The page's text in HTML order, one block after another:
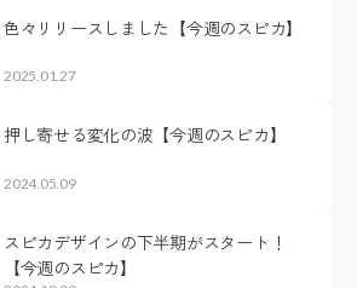
色々リリースしました【今週のスピカ】
2025.01.27
押し寄せる変化の波【今週のスピカ】
2024.05.09
スピカデザインの下半期がスタート！
【今週のスピカ】